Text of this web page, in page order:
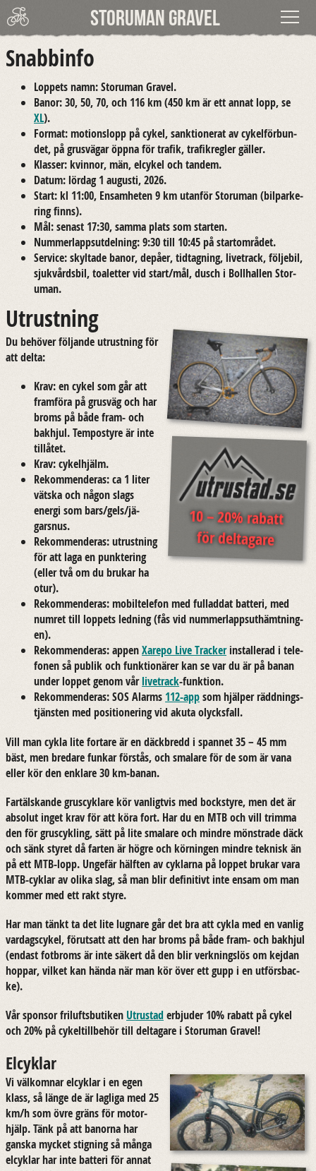
Storuman Gravel
Banorna
Anmälan
Info
Livetrack
Resultat
Bilder
Cykla!
Snabbinfo
Lop­pets namn: Stor­uman Gra­vel.
Banor: 30, 50, 70, och 116 km (450 km är ett annat lopp, se
XL).
For­mat: mo­tions­lopp på cykel, sank­tio­ne­rat av cy­kel­för­bun­
det, på grus­vä­gar öppna för tra­fik, tra­fik­reg­ler gäl­ler.
Klas­ser: kvin­nor, män, el­cy­kel och tan­dem.
Datum: lör­dag 1 augusti, 2026.
Start: kl 11:00, En­sam­he­ten 9 km ut­an­för Stor­uman (bil­par­ke­
ring finns).
Mål: se­nast 17:30, samma plats som star­ten.
Num­mer­lapps­ut­del­ning: 9:30 till 10:45 på start­om­rå­det.
Ser­vice: skyl­ta­de banor, de­på­er, tid­tag­ning, li­vetrack, föl­je­bil,
sjuk­vårds­bil, to­a­let­ter vid start/mål, dusch i Boll­hal­len Stor­
uman.
Utrustning
10 – 20% rabatt
för deltagare
Du be­hö­ver föl­jan­de ut­rust­ning för
att delta:
Krav: en cykel som går att
fram­fö­ra på grus­väg och har
broms på både fram- och
bak­hjul. Tem­po­sty­re är inte
tillå­tet.
Krav: cy­kel­hjälm.
Re­kom­men­de­ras: ca 1 liter
väts­ka och någon slags
ener­gi som bars/gels/jä­
garsnus.
Re­kom­men­de­ras: ut­rust­ning
för att laga en punk­te­ring
(eller två om du bru­kar ha
otur).
Re­kom­men­de­ras: mo­bil­te­le­fon med ful­lad­dat bat­te­ri, med
num­ret till lop­pets led­ning (fås vid num­mer­lapps­ut­hämt­ning­
en).
Re­kom­men­de­ras: appenXa­re­po Live Trac­kerin­stal­le­rad i te­le­
fo­nen så publik och funk­tio­nä­rer kan se var du är på banan
under lop­pet genom vårli­vetrack-​funktion.
Re­kom­men­de­ras: SOS Alarms 112-appsom hjäl­per rädd­nings­
tjäns­ten med po­si­tio­ne­ring vid akuta olycks­fall.
Vill man cykla lite for­ta­re är en däck­bredd i span­net 35 – 45 mm
bäst, men bre­da­re fun­kar för­stås, och sma­la­re för de som är vana
eller kör den enkla­re 30 km-​banan.
Far­täls­kan­de grus­cyk­la­re kör van­ligt­vis med bock­sty­re, men det är
ab­so­lut inget krav för att köra fort. Har du en MTB och vill trim­ma
den för grus­cyk­ling, sätt på lite sma­la­re och mind­re mönst­ra­de däck
och sänk sty­ret då far­ten är högre och kör­ning­en mind­re tek­nisk än
på ett MTB-​lopp. Un­ge­fär hälf­ten av cyk­lar­na på lop­pet bru­kar vara
MTB-​cyklar av olika slag, så man blir de­fi­ni­tivt inte ensam om man
kom­mer med ett rakt styre.
Har man tänkt ta det lite lug­na­re går det bra att cykla med en van­lig
var­dags­cy­kel, för­ut­satt att den har broms på både fram- och bak­hjul
(en­dast fot­broms är inte sä­kert då den blir verk­nings­lös om kej­dan
hop­par, vil­ket kan hända när man kör över ett gupp i en ut­förs­bac­
ke).
Vår spon­sor fri­lufts­bu­ti­ken Ut­rus­tader­bju­der 10% ra­batt på cykel
och 20% på cy­kel­till­be­hör till del­ta­ga­re i Stor­uman Gra­vel!
Elcyklar
Vi väl­kom­nar el­cyklar i en egen
klass, så länge de är lag­li­ga med 25
km/h som övre gräns för mo­tor­
hjälp. Tänk på att ba­nor­na har
gans­ka myc­ket stig­ning så många
el­cyklar har inte bat­te­ri för annat